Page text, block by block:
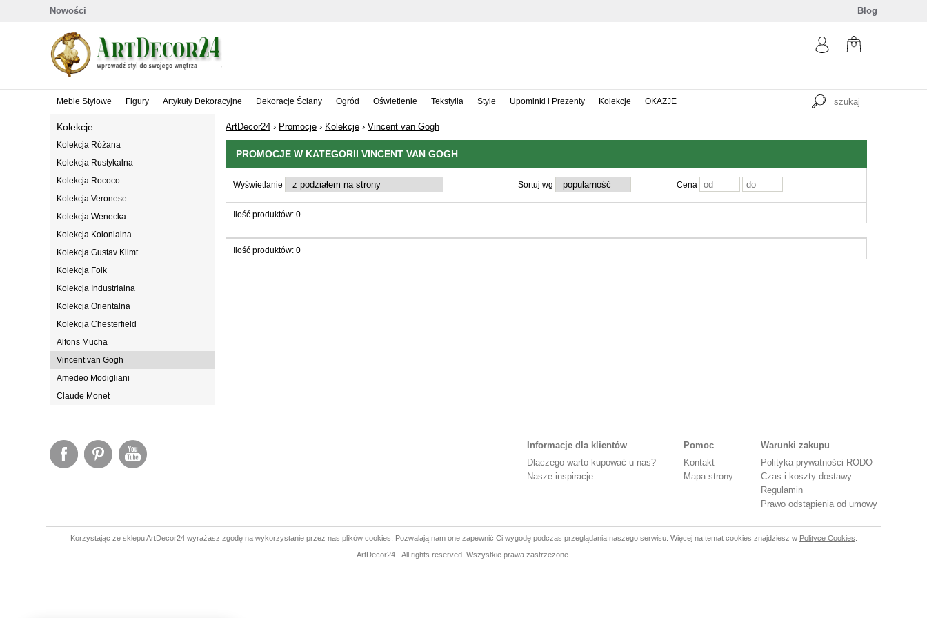
Nowości Blog
Meble Stylowe Figury Artykuły Dekoracyjne Dekoracje Ściany Ogród Oświetlenie Tekstylia Style Upominki i Prezenty Kolekcje OKAZJE
Kolekcje
Kolekcja Różana
Kolekcja Rustykalna
Kolekcja Rococo
Kolekcja Veronese
Kolekcja Wenecka
Kolekcja Kolonialna
Kolekcja Gustav Klimt
Kolekcja Folk
Kolekcja Industrialna
Kolekcja Orientalna
Kolekcja Chesterfield
Alfons Mucha
Vincent van Gogh
Amedeo Modigliani
Claude Monet
ArtDecor24 › Promocje › Kolekcje › Vincent van Gogh
PROMOCJE W KATEGORII VINCENT VAN GOGH
Wyświetlanie Sortuj wg Cena
Ilość produktów: 0
Ilość produktów: 0
Informacje dla klientów
Dlaczego warto kupować u nas?
Nasze inspiracje
Pomoc
Kontakt
Mapa strony
Warunki zakupu
Polityka prywatności RODO
Czas i koszty dostawy
Regulamin
Prawo odstąpienia od umowy
Korzystając ze sklepu ArtDecor24 wyrażasz zgodę na wykorzystanie przez nas plików cookies. Pozwalają nam one zapewnić Ci wygodę podczas przeglądania naszego serwisu. Więcej na temat cookies znajdziesz w Polityce Cookies
ArtDecor24 - All rights reserved. Wszystkie prawa zastrzeżone.